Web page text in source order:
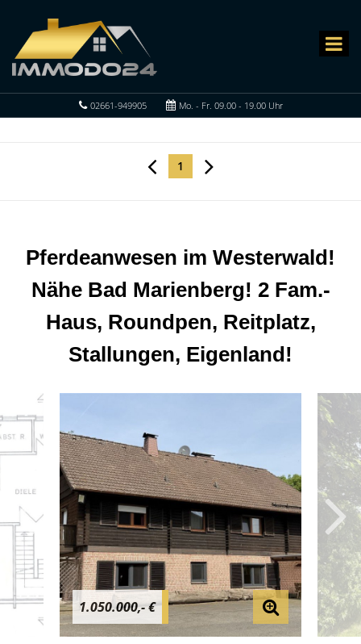
02661-949905 Mo. - Fr. 09.00 - 19.00 Uhr
1
Pferdeanwesen im Westerwald!
Nähe Bad Marienberg! 2 Fam.-
Haus, Roundpen, Reitplatz,
Stallungen, Eigenland!
1.050.000,- €